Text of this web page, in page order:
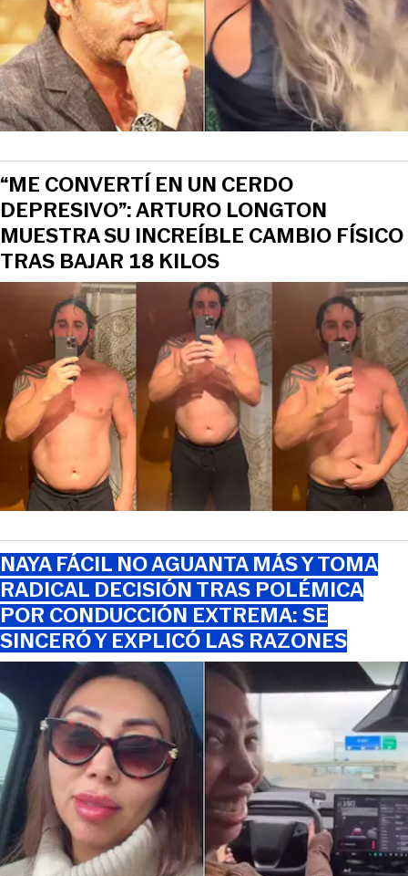
“ME CONVERTÍ EN UN CERDO
DEPRESIVO”: ARTURO LONGTON
MUESTRA SU INCREÍBLE CAMBIO FÍSICO
TRAS BAJAR 18 KILOS
NAYA FÁCIL NO AGUANTA MÁS Y TOMA
RADICAL DECISIÓN TRAS POLÉMICA
POR CONDUCCIÓN EXTREMA: SE
SINCERÓ Y EXPLICÓ LAS RAZONES